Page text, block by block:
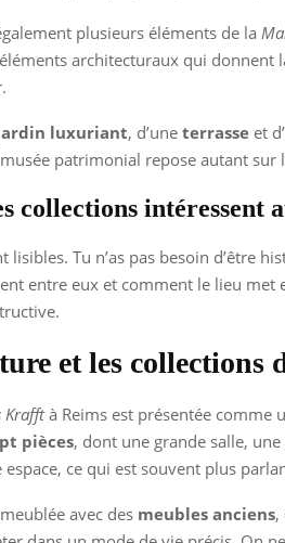
plusieurs éléments de la
architecturaux qui
luxuriant, d’une terrasse et
musée patrimonial repose autant
collections intéressent
lisibles. Tu n’as pas besoin
entre eux et comment le lieu met
et les
Krafftà Reims est présentée comme
pièces, dont une grande salle,
espace, ce qui est souvent plus
avec des meubles anciens,